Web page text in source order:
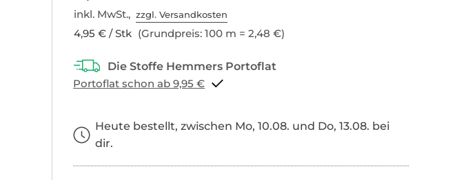
inkl. MwSt.,zzgl. Versandkosten
4,95 € / Stk (Grundpreis: 100 m = 2,48 €)
Portoflat schon ab 9,95 €
Heute bestellt, zwischen Mo, 10.08. und Do, 13.08. bei
dir.